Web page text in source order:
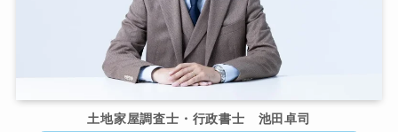
土地家屋調査士・行政書士 池田卓司